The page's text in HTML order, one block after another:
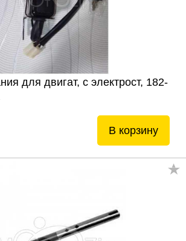
для двигат, с электрост, 182-
В корзину